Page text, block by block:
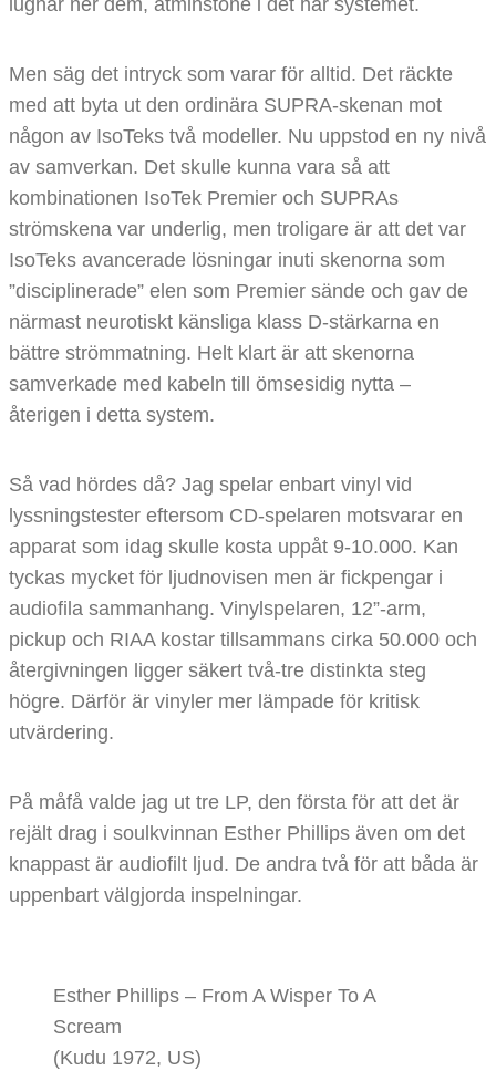
Men säg det intryck som varar för alltid. Det räckte
med att byta ut den ordinära SUPRA-skenan mot
någon av IsoTeks två modeller. Nu uppstod en ny nivå
av samverkan. Det skulle kunna vara så att
kombinationen IsoTek Premier och SUPRAs
strömskena var underlig, men troligare är att det var
IsoTeks avancerade lösningar inuti skenorna som
”disciplinerade” elen som Premier sände och gav de
närmast neurotiskt känsliga klass D-stärkarna en
bättre strömmatning. Helt klart är att skenorna
samverkade med kabeln till ömsesidig nytta –
återigen i detta system.
Så vad hördes då? Jag spelar enbart vinyl vid
lyssningstester eftersom CD-spelaren motsvarar en
apparat som idag skulle kosta uppåt 9-10.000. Kan
tyckas mycket för ljudnovisen men är fickpengar i
audiofila sammanhang. Vinylspelaren, 12”-arm,
pickup och RIAA kostar tillsammans cirka 50.000 och
återgivningen ligger säkert två-tre distinkta steg
högre. Därför är vinyler mer lämpade för kritisk
utvärdering.
På måfå valde jag ut tre LP, den första för att det är
rejält drag i soulkvinnan Esther Phillips även om det
knappast är audiofilt ljud. De andra två för att båda är
uppenbart välgjorda inspelningar.
Esther Phillips – From A Wisper To A
Scream
(Kudu 1972, US)